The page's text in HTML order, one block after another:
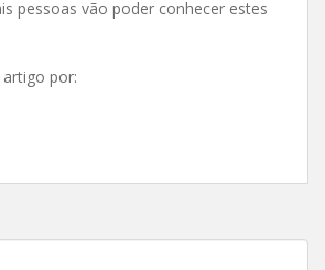
pessoas vão poder conhecer estes
por: